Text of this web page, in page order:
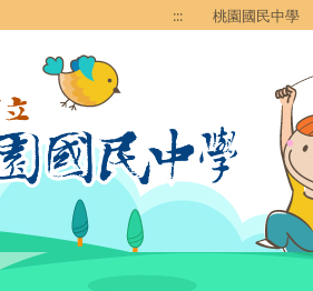
::: 桃園國民中學